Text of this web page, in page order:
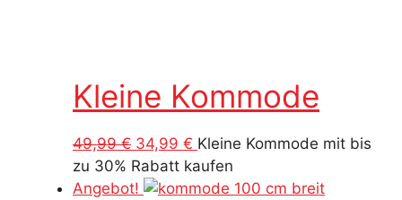
Kleine Kommode
49,99€ Ursprünglicher
Preis
war:
34,99 € Aktueller
Preis
ist:
Kleine Kommode mit bis
zu 30% Rabatt kaufen
Angebot!